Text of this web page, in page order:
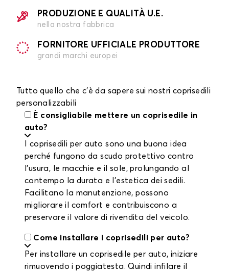
PRODUZIONE E QUALITÀ U.E.
nella nostra fabbrica
FORNITORE UFFICIALE PRODUTTORE
grandi marchi europei
Tutto quello che c'è da sapere sui nostri coprisedili
personalizzabili
È consigliabile mettere un coprisedile in
auto?
I coprisedili per auto sono una buona idea
perché fungono da scudo protettivo contro
l'usura, le macchie e il sole, prolungando al
contempo la durata e l'estetica dei sedili.
Facilitano la manutenzione, possono
migliorare il comfort e contribuiscono a
preservare il valore di rivendita del veicolo.
Come installare i coprisedili per auto?
Per installare un coprisedile per auto, iniziare
rimuovendo i poggiatesta. Quindi infilare il